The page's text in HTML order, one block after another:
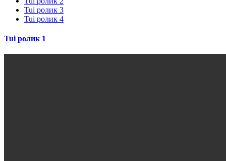
Tui ролик 3
Tui ролик 4
Tui ролик 1